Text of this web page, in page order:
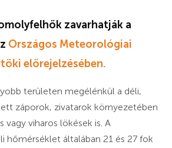
zavarhatják a
Országos Meteorológiai
előrejelzésében.
területen megélénkül a déli,
záporok, zivatarok környezetében
vagy viharos lökések is. A
hőmérséklet általában 21 és 27 fok